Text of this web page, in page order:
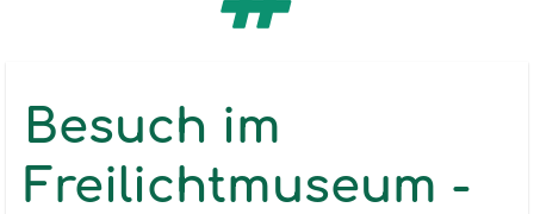
Besuch im
Freilichtmuseum -